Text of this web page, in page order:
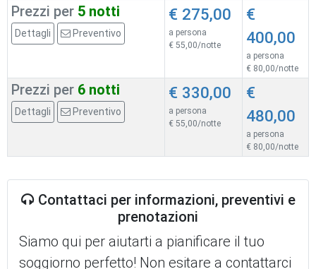
Prezzi per 5 notti
Dettagli Preventivo
€ 275,00
a persona
€ 55,00/notte
€
400,00
a persona
€ 80,00/notte
Prezzi per 6 notti
Dettagli Preventivo
€ 330,00
a persona
€ 55,00/notte
€
480,00
a persona
€ 80,00/notte
Contattaci per informazioni, preventivi e
prenotazioni
Siamo qui per aiutarti a pianificare il tuo
soggiorno perfetto! Non esitare a contattarci